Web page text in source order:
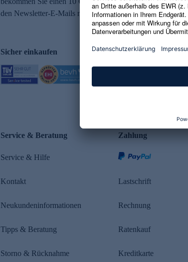
den Newsletter-E-Mails möglich.
Sicher einkaufen
Service & Beratung
Service & Hilfe
Kontakt
Neukundeninformationen
Tipps & Beratung
Storno & Rücknahme
Zahlung
Lastschrift
Rechnung
Ratenkauf
Kreditkarte